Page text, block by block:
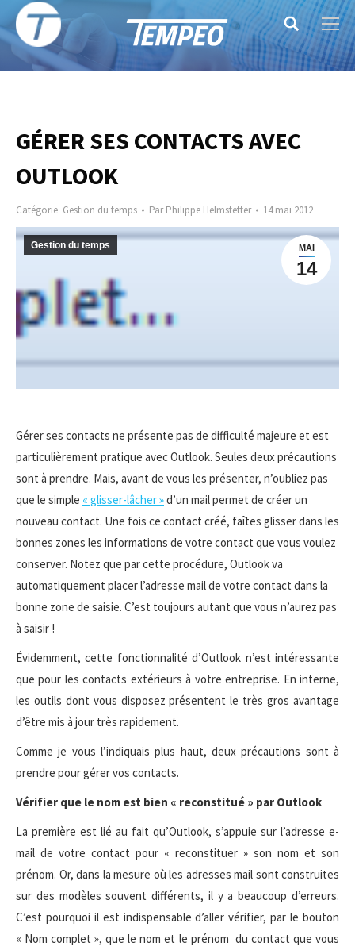
Search:
GÉRER SES CONTACTS AVEC
OUTLOOK
Catégorie Gestion du temps ParPhilippe Helmstetter 14 mai 2012
MAI
14
Gestion du temps
Gérer ses contacts ne présente pas de difficulté majeure et est
particulièrement pratique avec Outlook. Seules deux précautions
sont à prendre. Mais, avant de vous les présenter, n’oubliez pas
que le simple « glisser-lâcher »d’un mail permet de créer un
nouveau contact. Une fois ce contact créé, faîtes glisser dans les
bonnes zones les informations de votre contact que vous voulez
conserver. Notez que par cette procédure, Outlook va
automatiquement placer l’adresse mail de votre contact dans la
bonne zone de saisie. C’est toujours autant que vous n’aurez pas
à saisir !
Évidemment, cette fonctionnalité d’Outlook n’est intéressante
que pour les contacts extérieurs à votre entreprise. En interne,
les outils dont vous disposez présentent le très gros avantage
d’être mis à jour très rapidement.
Comme je vous l’indiquais plus haut, deux précautions sont à
prendre pour gérer vos contacts.
Vérifier que le nom est bien « reconstitué » par Outlook
La première est lié au fait qu’Outlook, s’appuie sur l’adresse e-
mail de votre contact pour « reconstituer » son nom et son
prénom. Or, dans la mesure où les adresses mail sont construites
sur des modèles souvent différents, il y a beaucoup d’erreurs.
C’est pourquoi il est indispensable d’aller vérifier, par le bouton
« Nom complet », que le nom et le prénom du contact que vous